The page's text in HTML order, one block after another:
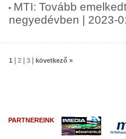
MTI: Tovább
negyedévben | 2023-
1 2 3 következő »
PARTNEREINK